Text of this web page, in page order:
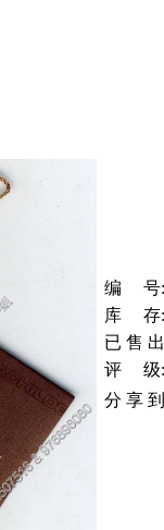
编 号:
库 存:
已 售
评 级:
分 享